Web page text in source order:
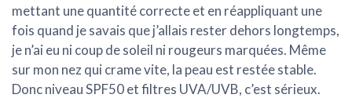
mettant une quantité correcte et en réappliquant une
fois quand je savais que j’allais rester dehors longtemps,
je n’ai eu ni coup de soleil ni rougeurs marquées. Même
sur mon nez qui crame vite, la peau est restée stable.
Donc niveau SPF50 et filtres UVA/UVB, c’est sérieux.